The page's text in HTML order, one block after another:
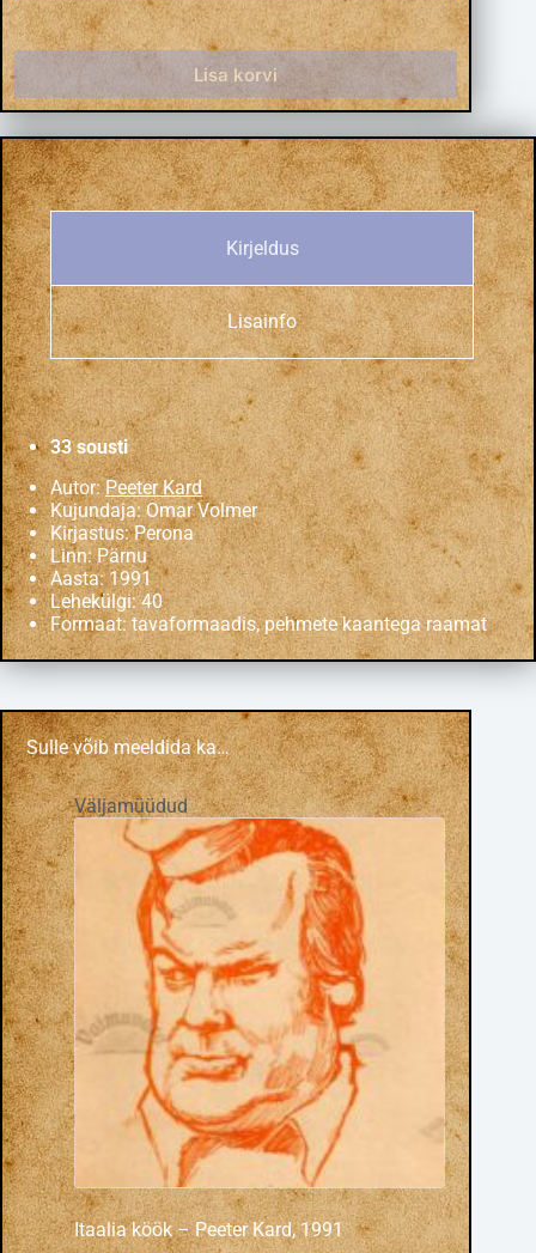
Lisa korvi
Kirjeldus
Lisainfo
33 sousti
Autor:Peeter Kard
Kujundaja: Omar Volmer
Kirjastus: Perona
Linn: Pärnu
Aasta: 1991
Lehekülgi: 40
Formaat: tavaformaadis, pehmete kaantega raamat
Sulle võib meeldida ka…
Väljamüüdud
Itaalia köök – Peeter Kard, 1991